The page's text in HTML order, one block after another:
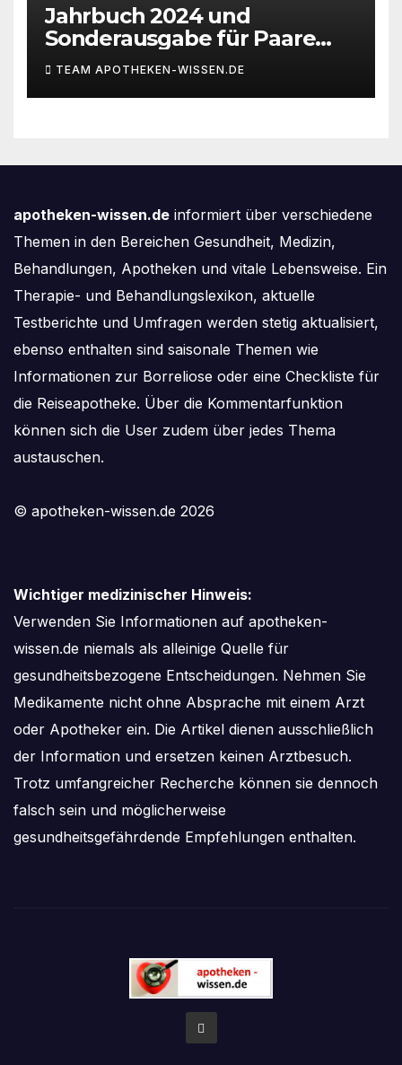
Jahrbuch 2024 und
Sonderausgabe für Paare
des Deutschen IVF-Registers:
Zahl der Mehrlingsgeburten
nach
TEAM APOTHEKEN-WISSEN.DE
apotheken-wissen.de informiert über verschiedene
Themen in den Bereichen Gesundheit, Medizin,
Behandlungen, Apotheken und vitale Lebensweise. Ein
Therapie- und Behandlungslexikon, aktuelle
Testberichte und Umfragen werden stetig aktualisiert,
ebenso enthalten sind saisonale Themen wie
Informationen zur Borreliose oder eine Checkliste für
die Reiseapotheke. Über die Kommentarfunktion
können sich die User zudem über jedes Thema
austauschen.
© apotheken-wissen.de 2026
Wichtiger medizinischer Hinweis:
Verwenden Sie Informationen auf apotheken-
wissen.de niemals als alleinige Quelle für
gesundheitsbezogene Entscheidungen. Nehmen Sie
Medikamente nicht ohne Absprache mit einem Arzt
oder Apotheker ein. Die Artikel dienen ausschließlich
der Information und ersetzen keinen Arztbesuch.
Trotz umfangreicher Recherche können sie dennoch
falsch sein und möglicherweise
gesundheitsgefährdende Empfehlungen enthalten.